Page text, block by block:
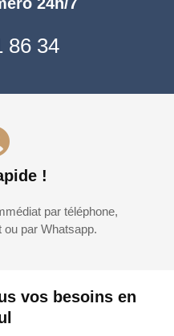
vos besoins en
86 34
!
par téléphone,
par Whatsapp.